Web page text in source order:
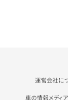
運営会社に
車の情報メディ